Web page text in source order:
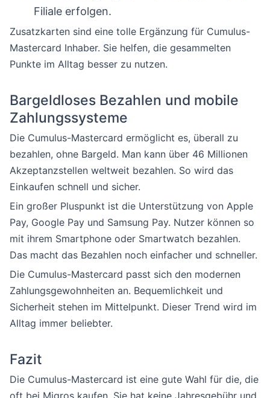
Filiale erfolgen.
Zusatzkarten sind eine tolle Ergänzung für Cumulus-
Mastercard Inhaber. Sie helfen, die gesammelten
Punkte im Alltag besser zu nutzen.
Bargeldloses Bezahlen und mobile
Zahlungssysteme
Die Cumulus-Mastercard ermöglicht es, überall zu
bezahlen, ohne Bargeld. Man kann über 46 Millionen
Akzeptanzstellen weltweit bezahlen. So wird das
Einkaufen schnell und sicher.
Ein großer Pluspunkt ist die Unterstützung von Apple
Pay, Google Pay und Samsung Pay. Nutzer können so
mit ihrem Smartphone oder Smartwatch bezahlen.
Das macht das Bezahlen noch einfacher und schneller.
Die Cumulus-Mastercard passt sich den modernen
Zahlungsgewohnheiten an. Bequemlichkeit und
Sicherheit stehen im Mittelpunkt. Dieser Trend wird im
Alltag immer beliebter.
Fazit
Die Cumulus-Mastercard ist eine gute Wahl für die, die
oft bei Migros kaufen. Sie hat keine Jahresgebühr und